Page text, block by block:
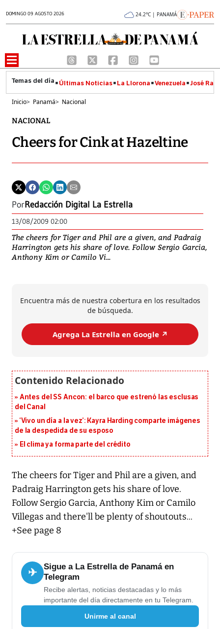
DOMINGO 09 AGOSTO 2026 24.2°C | PANAMÁ
Últimas Noticias La Llorona Venezuela José
Inicio> Panamá> Nacional
NACIONAL
Cheers for Cink at Hazeltine
PorRedacción Digital La Estrella
13/08/2009 02:00
The cheers for Tiger and Phil are a given, and Padraig
Harrington gets his share of love. Follow Sergio Garcia,
Anthony Kim or Camilo Vi...
Encuentra más de nuestra cobertura en los resultados
de búsqueda.
Agrega La Estrella en Google ↗️
Antes del SS Ancon: el barco que estrenó las esclusas
del Canal
‘Vivo un día a la vez’: Kayra Harding comparte imágenes
de la despedida de su esposo
El clima ya forma parte del crédito
The cheers for Tiger and Phil are a given, and
Padraig Harrington gets his share of love.
Follow Sergio Garcia, Anthony Kim or Camilo
Villegas and there'll be plenty of shoutouts...
+See page 8
✈
Sigue a La Estrella de Panamá en
Telegram
Recibe alertas, noticias destacadas y lo más
importante del día directamente en tu Telegram.
Unirme al canal